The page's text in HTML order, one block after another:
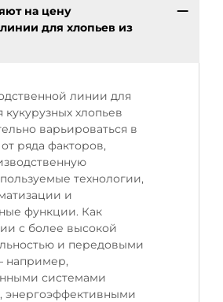
на цену
для хлопьев из
линии для
кукурузных хлопьев
варьироваться в
ряда факторов,
технологии,
и
функции. Как
с более высокой
и передовыми
например,
системами
энергоэффективными